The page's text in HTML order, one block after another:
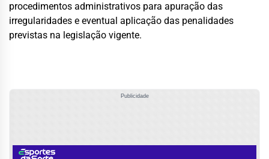
procedimentos administrativos para apuração das
irregularidades e eventual aplicação das penalidades
previstas na legislação vigente.
Publicidade